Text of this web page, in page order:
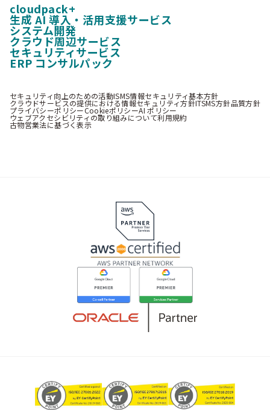
cloudpack+
生成 AI 導入・活用支援サービス
システム開発
クラウド周辺サービス
セキュリティサービス
ERP コンサルパック
セキュリティ向上のための活動ISMS情報セキュリティ基本方針
クラウドサービスの提供における情報セキュリティ方針ITSMS方針品質方針
プライバシーポリシーCookieポリシーAI ポリシー
ウェブアクセシビリティの取り組みについて利用規約
古物営業法に基づく表示